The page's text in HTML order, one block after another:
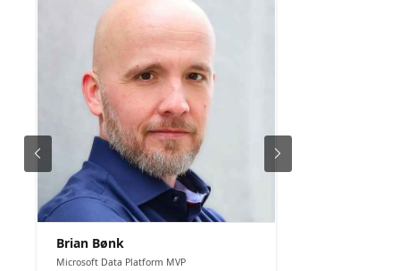
Brian Bønk
Microsoft Data Platform MVP